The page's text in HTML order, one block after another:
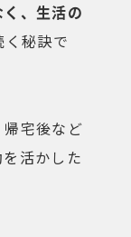
、生活の
く秘訣で
宅後など
活かした